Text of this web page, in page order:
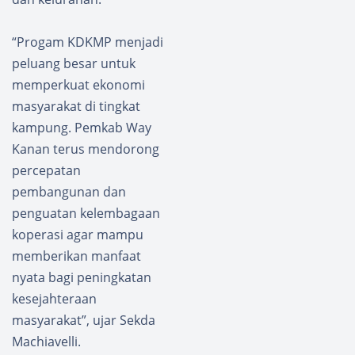
“Progam KDKMP menjadi
peluang besar untuk
memperkuat ekonomi
masyarakat di tingkat
kampung. Pemkab Way
Kanan terus mendorong
percepatan
pembangunan dan
penguatan kelembagaan
koperasi agar mampu
memberikan manfaat
nyata bagi peningkatan
kesejahteraan
masyarakat”, ujar Sekda
Machiavelli.